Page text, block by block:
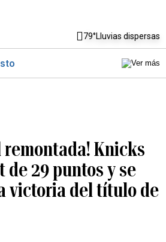
79°Lluvias dispersas
remontada! Knicks
29 puntos y se
victoria del título de